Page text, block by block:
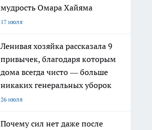
мудрость Омара Хайяма
17 июля
Ленивая хозяйка рассказала 9
привычек, благодаря которым
дома всегда чисто — больше
никаких генеральных уборок
26 июля
Почему сил нет даже после